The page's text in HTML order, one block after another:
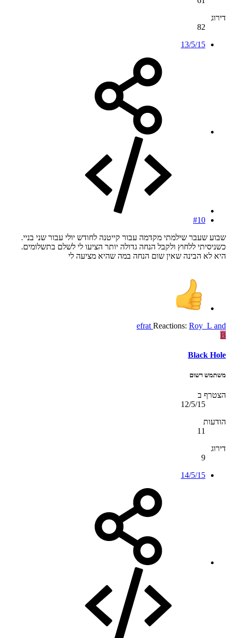
דירוג
82
13/5/15
#10
שבוע שעבר שילמתי מקדמה עבור קייטנה לחודש יולי עבור שני בניי.
כשניסיתי ללחוץ ולקבל הנחה גדולה יותר הציעו לי לשלם בתשלומים.
היא לא הבינה שאין שום הנחה במה שהיא מציעה לי
Reactions: Roy_L and
efrat
B
Black Hole
משתמש רשום
הצטרף ב
12/5/15
הודעות
11
דירוג
9
14/5/15